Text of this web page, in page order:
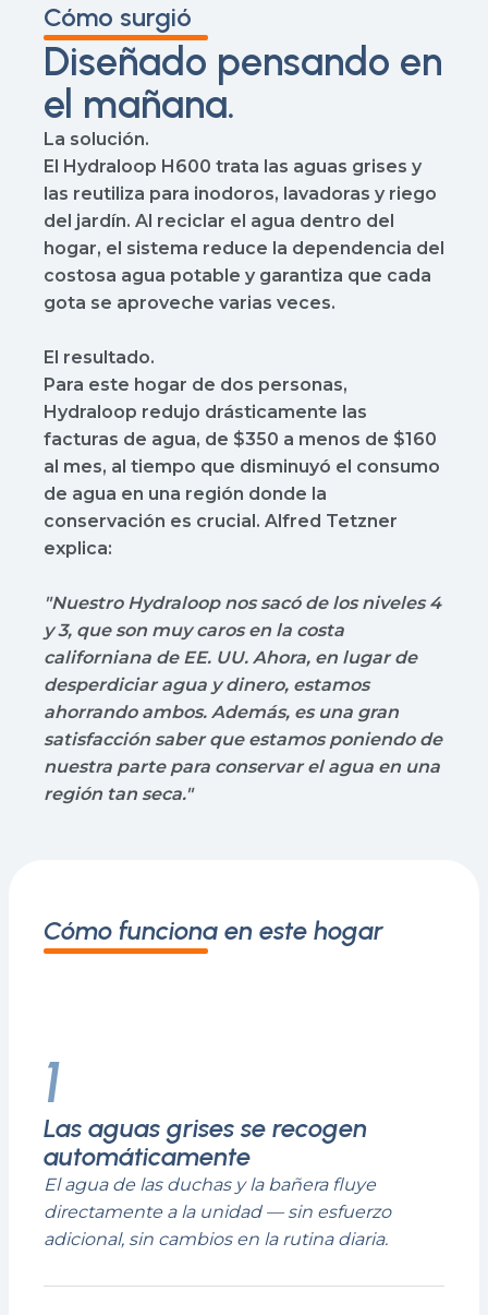
Cómo surgió
Diseñado pensando en
el mañana.
La solución.
El Hydraloop H600 trata las aguas grises y
las reutiliza para inodoros, lavadoras y riego
del jardín. Al reciclar el agua dentro del
hogar, el sistema reduce la dependencia del
costosa agua potable y garantiza que cada
gota se aproveche varias veces.
El resultado.
Para este hogar de dos personas,
Hydraloop redujo drásticamente las
facturas de agua, de $350 a menos de $160
al mes, al tiempo que disminuyó el consumo
de agua en una región donde la
conservación es crucial. Alfred Tetzner
explica:
"Nuestro Hydraloop nos sacó de los niveles 4
y 3, que son muy caros en la costa
californiana de EE. UU. Ahora, en lugar de
desperdiciar agua y dinero, estamos
ahorrando ambos. Además, es una gran
satisfacción saber que estamos poniendo de
nuestra parte para conservar el agua en una
región tan seca."
Cómo funciona en este hogar
1
Las aguas grises se recogen
automáticamente
El agua de las duchas y la bañera fluye
directamente a la unidad — sin esfuerzo
adicional, sin cambios en la rutina diaria.